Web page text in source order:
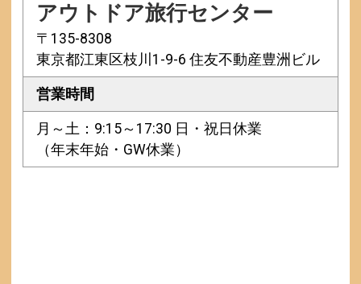
アウトドア旅行センター
〒135-8308
東京都江東区枝川1-9-6 住友不動産豊洲ビル
営業時間
月～土：9:15～17:30 日・祝日休業
（年末年始・GW休業）